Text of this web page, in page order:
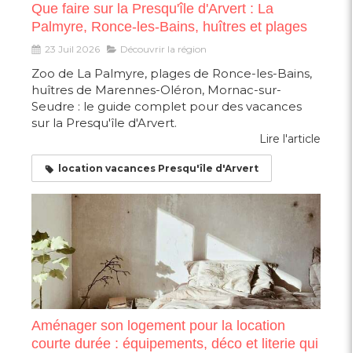
Que faire sur la Presqu'île d'Arvert : La
Palmyre, Ronce-les-Bains, huîtres et plages
23 Juil 2026 Découvrir la région
Zoo de La Palmyre, plages de Ronce-les-Bains,
huîtres de Marennes-Oléron, Mornac-sur-
Seudre : le guide complet pour des vacances
sur la Presqu'île d'Arvert.
Lire l'article
location vacances Presqu'île d'Arvert
Aménager son logement pour la location
courte durée : équipements, déco et literie qui